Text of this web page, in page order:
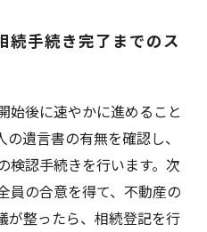
続手続き完了までのス
始後に速やかに進めること
遺言書の有無を確認し、
検認手続きを行います。次
員の合意を得て、不動産の
が整ったら、相続登記を行